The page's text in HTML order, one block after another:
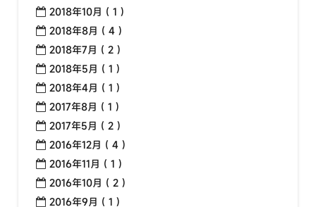
2018年10月 ( 1 )
2018年8月 ( 4 )
2018年7月 ( 2 )
2018年5月 ( 1 )
2018年4月 ( 1 )
2017年8月 ( 1 )
2017年5月 ( 2 )
2016年12月 ( 4 )
2016年11月 ( 1 )
2016年10月 ( 2 )
2016年9月 ( 1 )